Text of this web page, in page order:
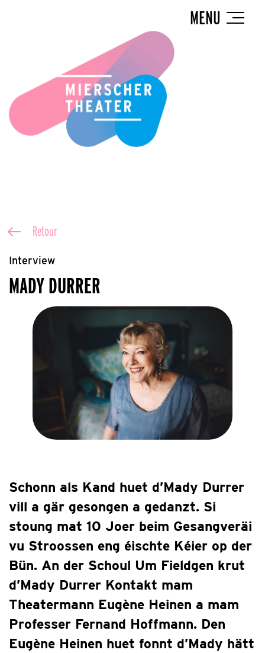
MENU
Retour
Interview
MADY DURRER
Schonn als Kand huet d’Mady Durrer
vill a gär gesongen a gedanzt. Si
stoung mat 10 Joer beim Gesangveräi
vu Stroossen eng éischte Kéier op der
Bün. An der Schoul Um Fieldgen krut
d’Mady Durrer Kontakt mam
Theatermann Eugène Heinen a mam
Professer Fernand Hoffmann. Den
Eugène Heinen huet fonnt d’Mady hätt